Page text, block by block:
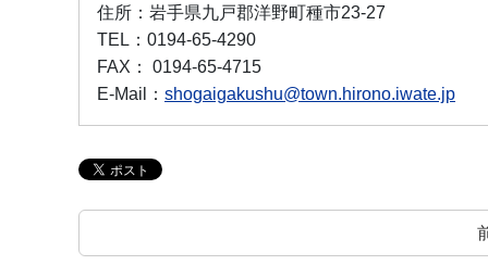
住所： 岩手県九戸郡洋野町種市23-27
TEL： 0194-65-4290
FAX：
0194-65-4715
E-Mail： shogaigakushu@town.hirono.iwate.jp